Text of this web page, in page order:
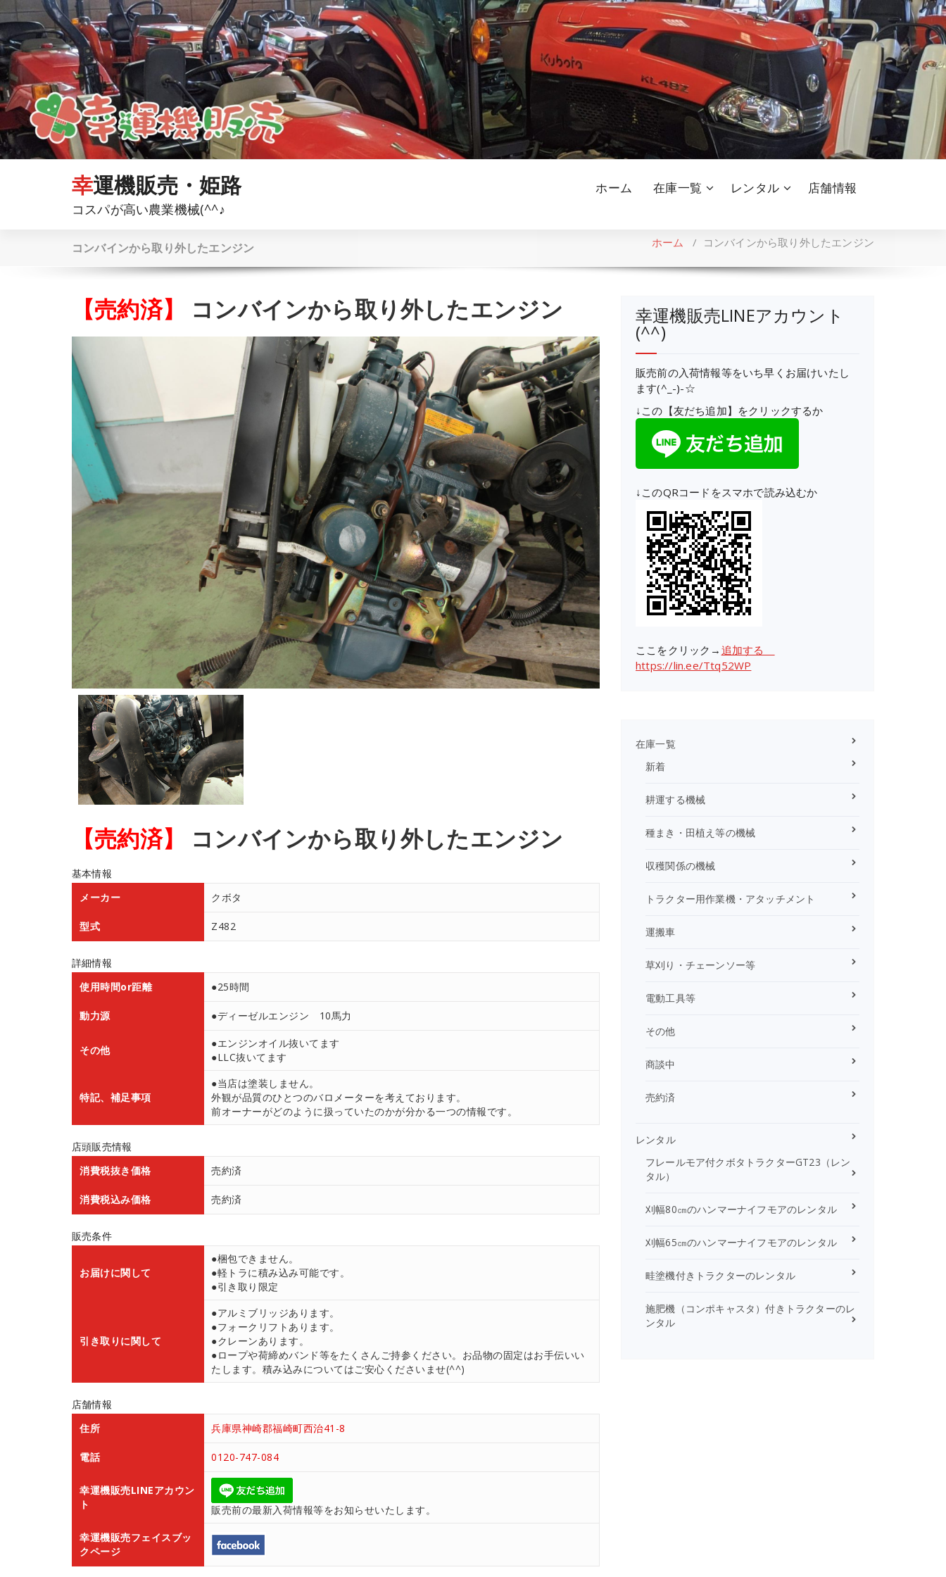
ン
テ
ン
ツ
へ
ス
キ
プ
幸運機販売・姫路
コスパが高い農業機械(^^♪
ホーム 在庫一覧 レンタル 店舗情報
コンバインから取り外したエンジン ホーム / コンバインから取り外したエンジン
【売約済】 コンバインから取り外したエンジン
【売約済】 コンバインから取り外したエンジン
基本情報
メーカー
クボタ
型式 Z482
詳細情報
使用時間or距離
●25時間
動力源 ●ディーゼルエンジン 10馬力
その他
●エンジンオイル抜いてます
●LLC抜いてます
特記、補足事項
●当店は塗装しません。
外観が品質のひとつのバロメーターを考えております。
前オーナーがどのように扱っていたのかが分かる一つの情報です。
店頭販売情報
消費税抜き価格
売約済
消費税込み価格 売約済
販売条件
お届けに関して
●梱包できません。
●軽トラに積み込み可能です。
●引き取り限定
引き取りに関して
●アルミブリッジあります。
●フォークリフトあります。
●クレーンあります。
●ロープや荷締めバンド等をたくさんご持参ください。お品物の固定はお手伝いい
たします。積み込みについてはご安心くださいませ(^^)
店舗情報
住所
兵庫県神崎郡福崎町西治41-8
電話 0120-747-084
幸運機販売LINEアカウン
ト
販売前の最新入荷情報等をお知らせいたします。
幸運機販売フェイスブッ
クページ
幸運機販売LINEアカウント
(^^)
販売前の入荷情報等をいち早くお届けいたし
ます(^_-)-☆
↓この【友だち追加】をクリックするか
↓このQRコードをスマホで読み込むか
ここをクリック→ 追加する
https://lin.ee/Ttq52WP
在庫一覧
新着
耕運する機械
種まき・田植え等の機械
収穫関係の機械
トラクター用作業機・アタッチメント
運搬車
草刈り・チェーンソー等
電動工具等
その他
商談中
売約済
レンタル
フレールモア付クボタトラクターGT23（レン
タル）
刈幅80㎝のハンマーナイフモアのレンタル
刈幅65㎝のハンマーナイフモアのレンタル
畦塗機付きトラクターのレンタル
施肥機（コンポキャスタ）付きトラクターのレ
ンタル